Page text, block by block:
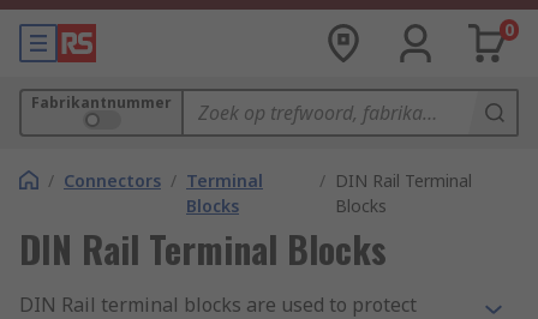
0
Fabrikantnummer
/ Connectors / Terminal
Blocks
/ DIN Rail Terminal
Blocks
DIN Rail Terminal Blocks
DIN Rail terminal blocks are used to protect